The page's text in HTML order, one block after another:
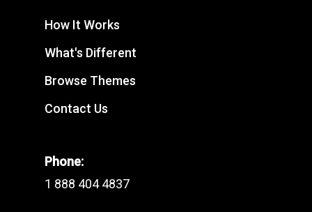
How It Works
What's Different
Browse Themes
Contact Us
Phone:
1 888 404 4837